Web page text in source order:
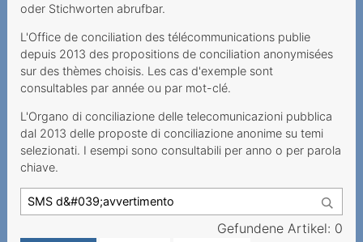
oder Stichworten abrufbar.
L'Office de conciliation des télécommunications publie
depuis 2013 des propositions de conciliation anonymisées
sur des thèmes choisis. Les cas d'exemple sont
consultables par année ou par mot-clé.
L'Organo di conciliazione delle telecomunicazioni pubblica
dal 2013 delle proposte di conciliazione anonime su temi
selezionati. I esempi sono consultabili per anno o per parola
chiave.
Gefundene Artikel: 0
Auszahlung von
Restguthaben einer
Prepaidkarte
An Mindestvertragsdauer
gebundenes Geschenk
Résiliation par le prestataire
d'un numéro Prepaid
Fragliche Deaktivierung
einer Prepaid-Nummer